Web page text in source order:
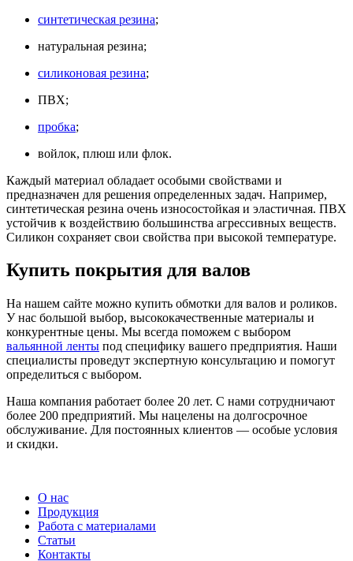
синтетическая резина;
натуральная резина;
силиконовая резина;
ПВХ;
пробка;
войлок, плюш или флок.
Каждый материал обладает особыми свойствами и
предназначен для решения определенных задач. Например,
синтетическая резина очень износостойкая и эластичная. ПВХ
устойчив к воздействию большинства агрессивных веществ.
Силикон сохраняет свои свойства при высокой температуре.
Купить покрытия для валов
На нашем сайте можно купить обмотки для валов и роликов.
У нас большой выбор, высококачественные материалы и
конкурентные цены. Мы всегда поможем с выбором
вальянной ленты под специфику вашего предприятия. Наши
специалисты проведут экспертную консультацию и помогут
определиться с выбором.
Наша компания работает более 20 лет. С нами сотрудничают
более 200 предприятий. Мы нацелены на долгосрочное
обслуживание. Для постоянных клиентов — особые условия
и скидки.
О нас
Продукция
Работа с материалами
Статьи
Контакты